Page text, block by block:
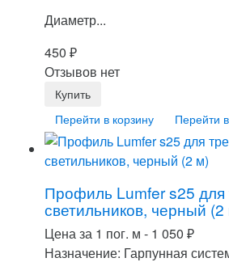
Диаметр...
450 ₽
Отзывов нет
Перейти в корзину Перейти
Профиль Lumfer s25 для
светильников, черный (2
Цена за 1 пог. м - 1 050 ₽
Назначение: Гарпунная